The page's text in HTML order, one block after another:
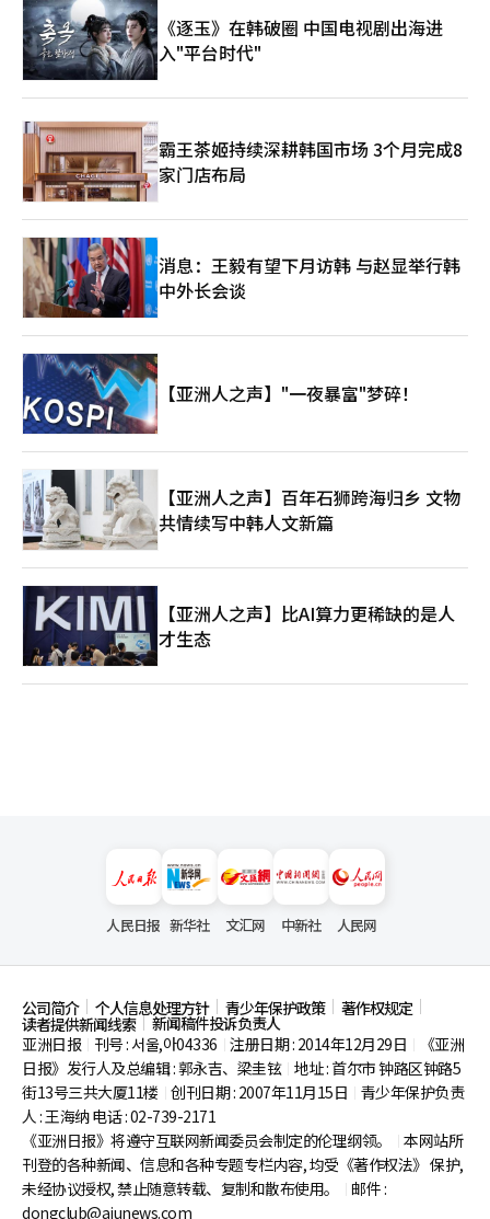
《逐玉》在韩破圈 中国电视剧出海进
入"平台时代"
霸王茶姬持续深耕韩国市场 3个月完成8
家门店布局
消息：王毅有望下月访韩 与赵显举行韩
中外长会谈
【亚洲人之声】"一夜暴富"梦碎！
【亚洲人之声】百年石狮跨海归乡 文物
共情续写中韩人文新篇
【亚洲人之声】比AI算力更稀缺的是人
才生态
人民日报 新华社 文汇网 中新社 人民网
公司简介 个人信息处理方针 青少年保护政策 著作权规定
读者提供新闻线索
新闻稿件投诉负责人
亚洲日报
刊号 : 서울,아04336 注册日期 : 2014年12月29日
《亚洲
日报》发行人及总编辑 : 郭永吉、梁圭铉 地址 : 首尔市钟路区钟路5
街13号三共大厦11楼 创刊日期 : 2007年11月15日
青少年保护负责
人 : 王海纳 电话 : 02-739-2171
《亚洲日报》将遵守互联网新闻委员会制定的伦理纲领。
本网站所
刊登的各种新闻、信息和各种专题专栏内容, 均受《著作权法》 保护,
未经协议授权, 禁止随意转载、复制和散布使用。
邮件 :
dongclub@ajunews.com